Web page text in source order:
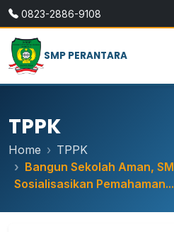
0823-2886-9108
SMP PERANTARA
TPPK
Home
TPPK
Bangun Sekolah Aman,
Sosialisasikan Pemahaman...